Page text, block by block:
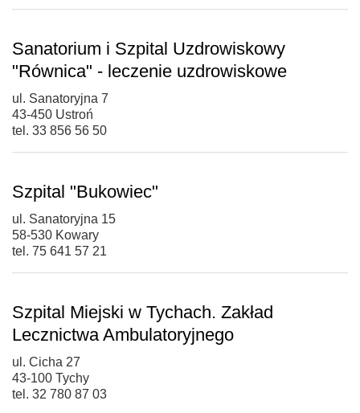
Sanatorium i Szpital Uzdrowiskowy
"Równica" - leczenie uzdrowiskowe
ul. Sanatoryjna 7
43-450 Ustroń
tel. 33 856 56 50
Szpital "Bukowiec"
ul. Sanatoryjna 15
58-530 Kowary
tel. 75 641 57 21
Szpital Miejski w Tychach. Zakład
Lecznictwa Ambulatoryjnego
ul. Cicha 27
43-100 Tychy
tel. 32 780 87 03